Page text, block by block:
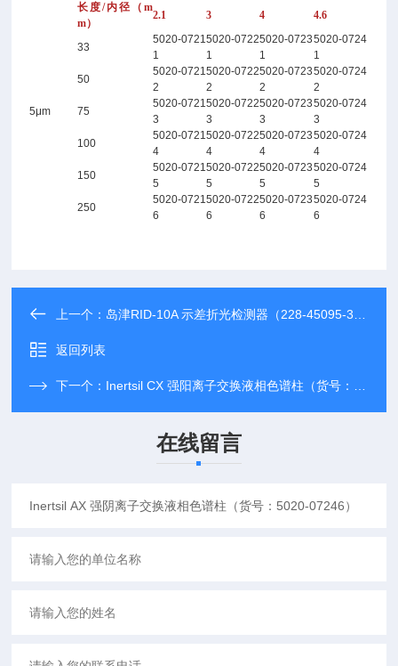
5μm
长度/内径（m
m）
2.1 3 4 4.6
33
5020-0721
1
5020-0722
1
5020-0723
1
5020-0724
1
50
5020-0721
2
5020-0722
2
5020-0723
2
5020-0724
2
75
5020-0721
3
5020-0722
3
5020-0723
3
5020-0724
3
100
5020-0721
4
5020-0722
4
5020-0723
4
5020-0724
4
150
5020-0721
5
5020-0722
5
5020-0723
5
5020-0724
5
250
5020-0721
6
5020-0722
6
5020-0723
6
5020-0724
6
上一个： 岛津RID-10A 示差折光检测器（228-45095-38）
返回列表
下一个： Inertsil CX 强阳离子交换液相色谱柱（货号：5020-07146）
在线留言